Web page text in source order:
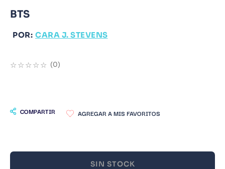
BTS
POR: CARA J. STEVENS
☆☆☆☆☆ (0)
COMPARTIR
SIN STOCK
9.
10. Warhammer